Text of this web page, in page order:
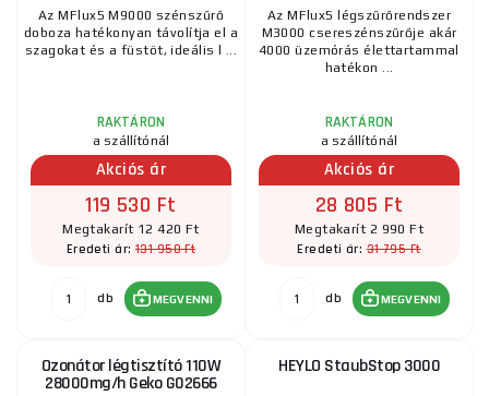
Az MFlux5 M9000 szénszűrő
doboza hatékonyan távolítja el a
szagokat és a füstöt, ideális l ...
RAKTÁRON
a szállítónál
Akciós ár
119 530 Ft
Megtakarít 12 420 Ft
Eredeti ár: 131 950 Ft
db MEGVENNI
Az MFlux5 légszűrőrendszer
M3000 csereszénszűrője akár
4000 üzemórás élettartammal
hatékon ...
RAKTÁRON
a szállítónál
Akciós ár
28 805 Ft
Megtakarít 2 990 Ft
Eredeti ár:31 795 Ft
db MEGVENNI
Ozonátor légtisztító 110W
28000mg/h Geko G02666
HEYLO StaubStop 3000